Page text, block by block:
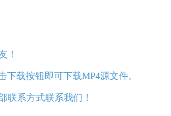
！
载按钮即可下载MP4源文件。
联系方式联系我们！